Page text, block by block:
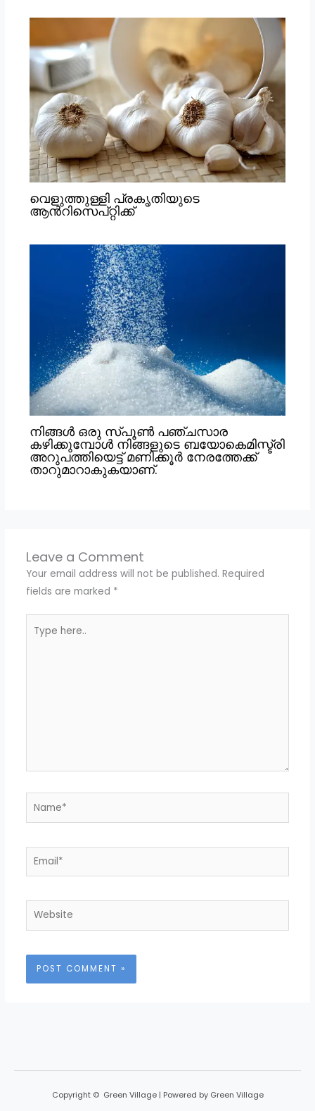
വെളുത്തുള്ളി പ്രകൃതിയുടെ
ആൻറിസെപ്റ്റിക്ക്
നിങ്ങൾ ഒരു സ്പൂൺ പഞ്ചസാര
കഴിക്കുമ്പോൾ നിങ്ങളുടെ ബയോകെമിസ്ട്രി
അറുപത്തിയെട്ട് മണിക്കൂർ നേരത്തേക്ക്
താറുമാറാകുകയാണ്.
Leave a Comment
Your email address will not be published. Required
fields are marked *
here..
Name*
Email*
Website
Copyright © Green Village | Powered by Green Village